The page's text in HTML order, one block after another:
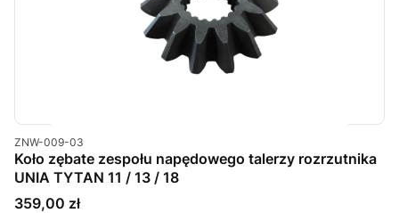
Kod produktu
ZNW-009-03
Koło zębate zespołu napędowego talerzy rozrzutnika
UNIA TYTAN 11 / 13 / 18
Cena
359,00 zł